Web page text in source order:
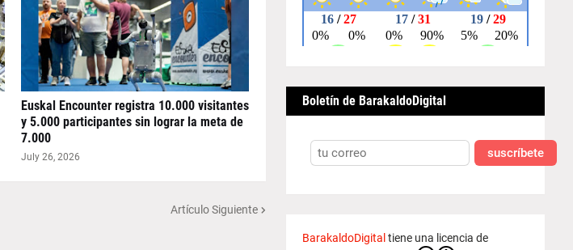
Euskal Encounter registra 10.000 visitantes
y 5.000 participantes sin lograr la meta de
7.000
July 26, 2026
Artículo Siguiente
Boletín de BarakaldoDigital
suscríbete
BarakaldoDigital tiene una licencia de